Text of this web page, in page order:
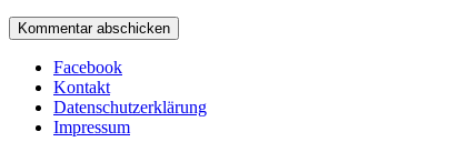
Facebook
Kontakt
Datenschutzerklärung
Impressum